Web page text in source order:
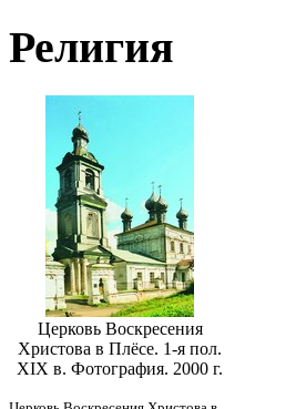
Религия
Церковь Воскресения
Христова в Плёсе. 1-я пол.
XIX в. Фотография. 2000 г.